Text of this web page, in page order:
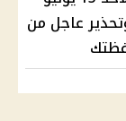
بـ 43 درجة وتحذير عاجل من